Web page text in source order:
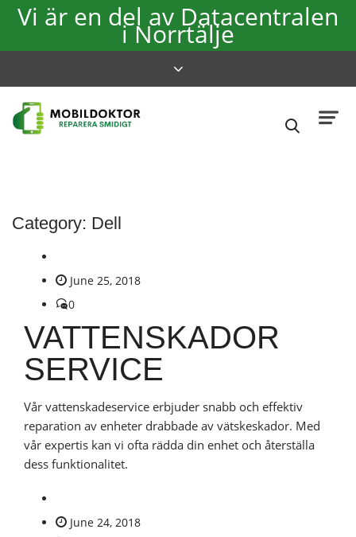
Vi är en del av Datacentralen
i Norrtälje
Category: Dell
June 25, 2018
0
VATTENSKADOR
SERVICE
Vår vattenskadeservice erbjuder snabb och effektiv
reparation av enheter drabbade av vätskeskador. Med
vår expertis kan vi ofta rädda din enhet och återställa
dess funktionalitet.
June 24, 2018